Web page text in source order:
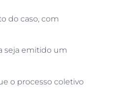
do caso, com
seja emitido um
o processo coletivo